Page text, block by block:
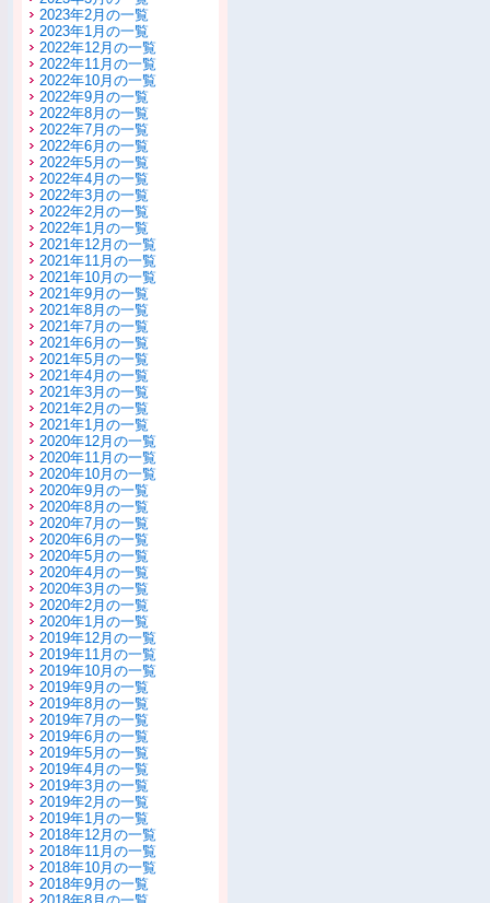
2023年2月の一覧
2023年1月の一覧
2022年12月の一覧
2022年11月の一覧
2022年10月の一覧
2022年9月の一覧
2022年8月の一覧
2022年7月の一覧
2022年6月の一覧
2022年5月の一覧
2022年4月の一覧
2022年3月の一覧
2022年2月の一覧
2022年1月の一覧
2021年12月の一覧
2021年11月の一覧
2021年10月の一覧
2021年9月の一覧
2021年8月の一覧
2021年7月の一覧
2021年6月の一覧
2021年5月の一覧
2021年4月の一覧
2021年3月の一覧
2021年2月の一覧
2021年1月の一覧
2020年12月の一覧
2020年11月の一覧
2020年10月の一覧
2020年9月の一覧
2020年8月の一覧
2020年7月の一覧
2020年6月の一覧
2020年5月の一覧
2020年4月の一覧
2020年3月の一覧
2020年2月の一覧
2020年1月の一覧
2019年12月の一覧
2019年11月の一覧
2019年10月の一覧
2019年9月の一覧
2019年8月の一覧
2019年7月の一覧
2019年6月の一覧
2019年5月の一覧
2019年4月の一覧
2019年3月の一覧
2019年2月の一覧
2019年1月の一覧
2018年12月の一覧
2018年11月の一覧
2018年10月の一覧
2018年9月の一覧